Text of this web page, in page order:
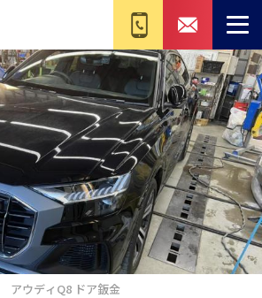
アウディQ8 ドア鈑金